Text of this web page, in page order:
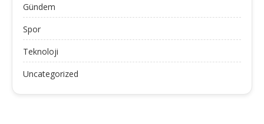
Gündem
Spor
Teknoloji
Uncategorized